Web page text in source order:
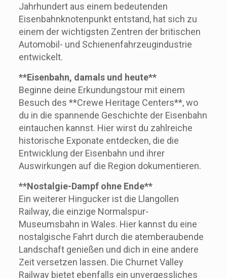
Jahrhundert aus einem bedeutenden
Eisenbahnknotenpunkt entstand, hat sich zu
einem der wichtigsten Zentren der britischen
Automobil- und Schienenfahrzeugindustrie
entwickelt.
**Eisenbahn, damals und heute**
Beginne deine Erkundungstour mit einem
Besuch des **Crewe Heritage Centers**, wo
du in die spannende Geschichte der Eisenbahn
eintauchen kannst. Hier wirst du zahlreiche
historische Exponate entdecken, die die
Entwicklung der Eisenbahn und ihrer
Auswirkungen auf die Region dokumentieren.
**Nostalgie-Dampf ohne Ende**
Ein weiterer Hingucker ist die Llangollen
Railway, die einzige Normalspur-
Museumsbahn in Wales. Hier kannst du eine
nostalgische Fahrt durch die atemberaubende
Landschaft genießen und dich in eine andere
Zeit versetzen lassen. Die Churnet Valley
Railway bietet ebenfalls ein unvergessliches